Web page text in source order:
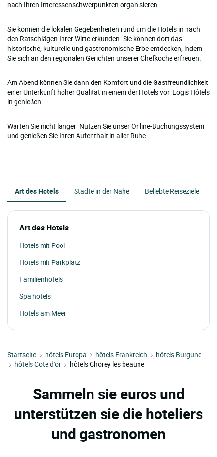
nach Ihren Interessenschwerpunkten organisieren.
Sie können die lokalen Gegebenheiten rund um die Hotels in nach
den Ratschlägen Ihrer Wirte erkunden. Sie können dort das
historische, kulturelle und gastronomische Erbe entdecken, indem
Sie sich an den regionalen Gerichten unserer Chefköche erfreuen.
Am Abend können Sie dann den Komfort und die Gastfreundlichkeit
einer Unterkunft hoher Qualität in einem der Hotels von Logis Hôtels
in genießen.
Warten Sie nicht länger! Nutzen Sie unser Online-Buchungssystem
und genießen Sie Ihren Aufenthalt in aller Ruhe.
Art des Hotels Städte in der Nähe Beliebte Reiseziele
Art des Hotels
Hotels mit Pool
Hotels mit Parkplatz
Familienhotels
Spa hotels
Hotels am Meer
Startseite hôtels Europa hôtels Frankreich
hôtels Burgund
hôtels Cote d'or
hôtels Chorey les beaune
Sammeln sie euros und
unterstützen sie die hoteliers
und gastronomen